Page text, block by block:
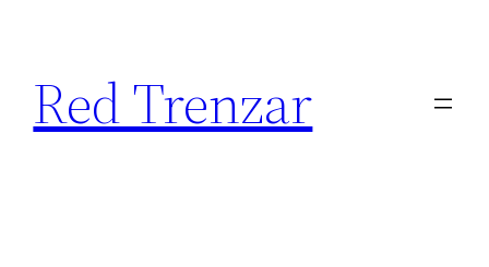
contenido
Red Trenzar